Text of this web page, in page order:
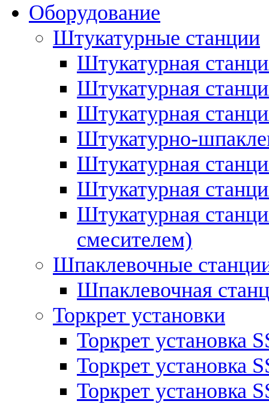
Оборудование
Штукатурные станции
Штукатурная
Штукатурная
Штукатурная
Штукатурно-
Штукатурная
Штукатурная
Штукатурная
смесителем)
Шпаклевочные
Шпаклевочная
Торкрет установки
Торкрет установка
Торкрет установка
Торкрет установка